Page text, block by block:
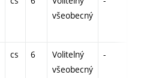
všeobecný
cs 6
Volitelný
všeobecný
-